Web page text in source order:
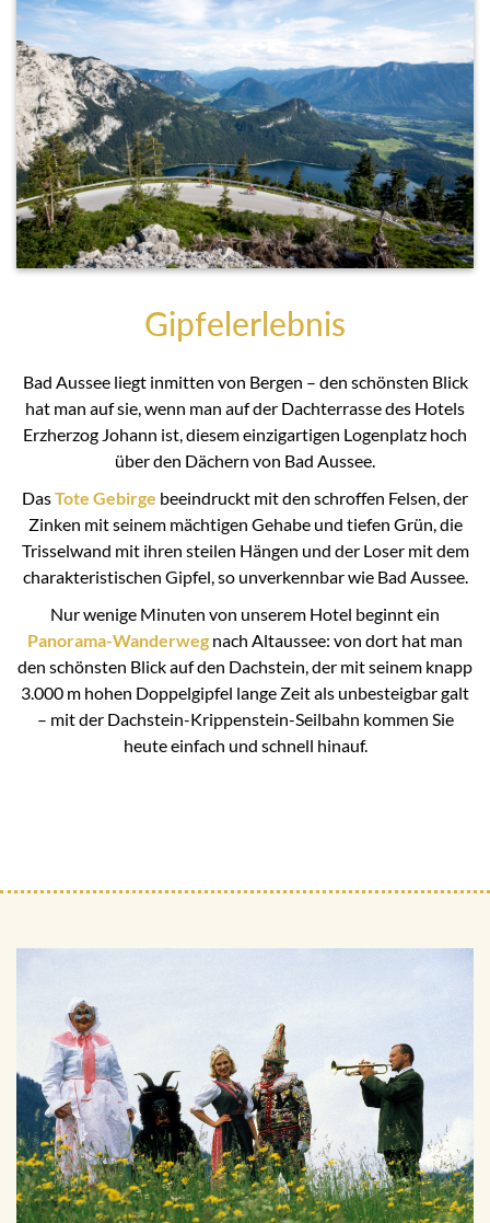
Gipfelerlebnis
Bad Aussee liegt inmitten von Bergen – den schönsten Blick
hat man auf sie, wenn man auf der Dachterrasse des Hotels
Erzherzog Johann ist, diesem einzigartigen Logenplatz hoch
über den Dächern von Bad Aussee.
DasTote Gebirge beeindruckt mit den schroffen Felsen, der
Zinken mit seinem mächtigen Gehabe und tiefen Grün, die
Trisselwand mit ihren steilen Hängen und der Loser mit dem
charakteristischen Gipfel, so unverkennbar wie Bad Aussee.
Nur wenige Minuten von unserem Hotel beginnt ein
Panorama-Wanderweg nach Altaussee: von dort hat man
den schönsten Blick auf den Dachstein, der mit seinem knapp
3.000 m hohen Doppelgipfel lange Zeit als unbesteigbar galt
– mit der Dachstein-Krippenstein-Seilbahn kommen Sie
heute einfach und schnell hinauf.